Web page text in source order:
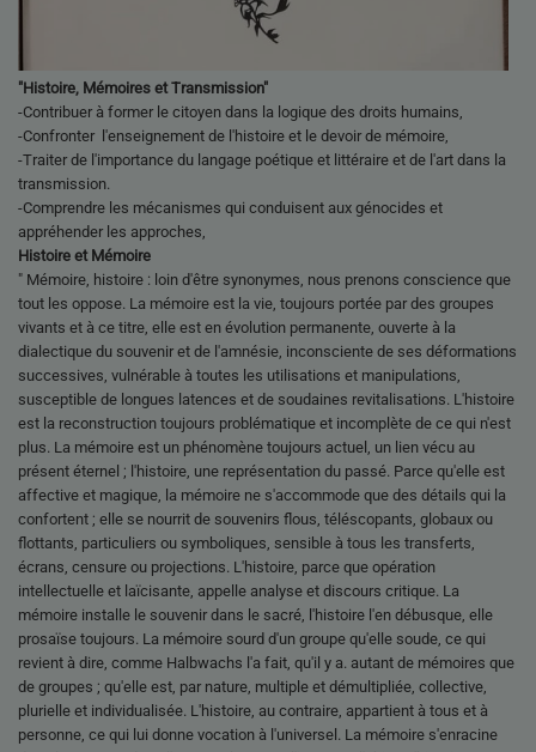
"Histoire, Mémoires et Transmission"
-Contribuer à former le citoyen dans la logique des droits humains,
-Confronter l'enseignement de l'histoire et le devoir de mémoire,
-Traiter de l'importance du langage poétique et littéraire et de l'art dans la
transmission.
-Comprendre les mécanismes qui conduisent aux génocides et
appréhender les approches,
Histoire et Mémoire
" Mémoire, histoire : loin d'être synonymes, nous prenons conscience que
tout les oppose. La mémoire est la vie, toujours portée par des groupes
vivants et à ce titre, elle est en évolution permanente, ouverte à la
dialectique du souvenir et de l'amnésie, inconsciente de ses déformations
successives, vulnérable à toutes les utilisations et manipulations,
susceptible de longues latences et de soudaines revitalisations. L'histoire
est la reconstruction toujours problématique et incomplète de ce qui n'est
plus. La mémoire est un phénomène toujours actuel, un lien vécu au
présent éternel ; l'histoire, une représentation du passé. Parce qu'elle est
affective et magique, la mémoire ne s'accommode que des détails qui la
confortent ; elle se nourrit de souvenirs flous, téléscopants, globaux ou
flottants, particuliers ou symboliques, sensible à tous les transferts,
écrans, censure ou projections. L'histoire, parce que opération
intellectuelle et laïcisante, appelle analyse et discours critique. La
mémoire installe le souvenir dans le sacré, l'histoire l'en débusque, elle
prosaïse toujours. La mémoire sourd d'un groupe qu'elle soude, ce qui
revient à dire, comme Halbwachs l'a fait, qu'il y a. autant de mémoires que
de groupes ; qu'elle est, par nature, multiple et démultipliée, collective,
plurielle et individualisée. L'histoire, au contraire, appartient à tous et à
personne, ce qui lui donne vocation à l'universel. La mémoire s'enracine